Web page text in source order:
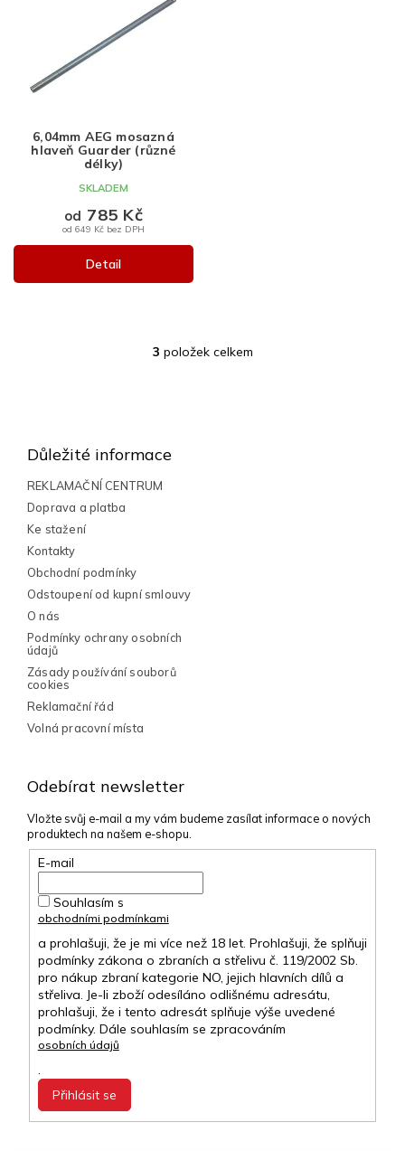
6,04mm AEG mosazná
hlaveň Guarder (různé
délky)
SKLADEM
od 649 Kč bez DPH
od 785 Kč
Detail
O
3 položek celkem
Odebírat newsletter
Vložte svůj e-mail a my vám budeme zasílat informace o nových
produktech na našem e-shopu.
E-mail
Souhlasím s
obchodními podmínkami
a prohlašuji, že je mi více než 18 let. Prohlašuji, že splňuji
podmínky zákona o zbraních a střelivu č. 119/2002 Sb.
pro nákup zbraní kategorie NO, jejich hlavních dílů a
střeliva. Je-li zboží odesíláno odlišnému adresátu,
prohlašuji, že i tento adresát splňuje výše uvedené
podmínky. Dále souhlasím se zpracováním
osobních údajů
.
Přihlásit se
Důležité informace
REKLAMAČNÍ CENTRUM
Doprava a platba
Ke stažení
Kontakty
Obchodní podmínky
Odstoupení od kupní smlouvy
O nás
Podmínky ochrany osobních
údajů
Zásady používání souborů
cookies
Reklamační řád
Volná pracovní místa